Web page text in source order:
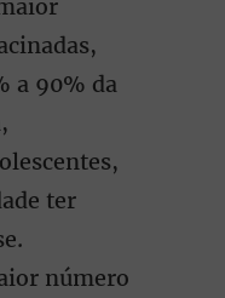
a 90% da
ter
número